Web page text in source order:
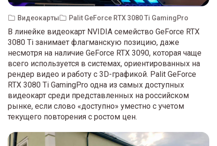
Видеокарты Palit GeForce RTX 3080 Ti GamingPro
В линейке видеокарт NVIDIA семейство GeForce RTX
3080 Ti занимает флагманскую позицию, даже
несмотря на наличие GeForce RTX 3090, которая чаще
всего используется в системах, ориентированных на
рендер видео и работу с 3D-графикой. Palit GeForce
RTX 3080 Ti GamingPro одна из самых доступных
видеокарт среди представленных на российском
рынке, если слово «доступно» уместно с учетом
текущего повторения с ростом цен.